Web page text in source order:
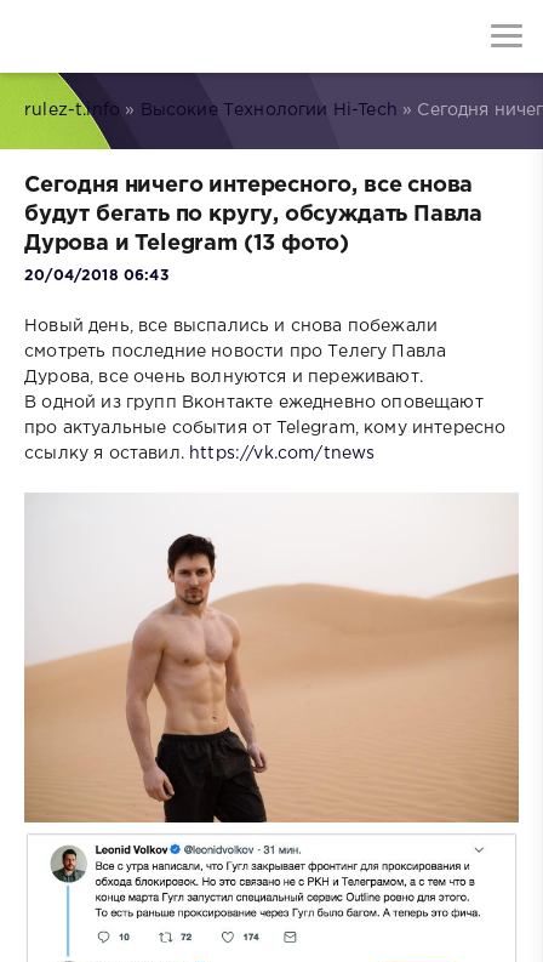
rulez-t.info » Высокие Технологии Hi-Tech » Сегодня
Сегодня ничего интересного, все снова
будут бегать по кругу, обсуждать Павла
Дурова и Telegram (13 фото)
20/04/2018 06:43
Новый день, все выспались и снова побежали
смотреть последние новости про Телегу Павла
Дурова, все очень волнуются и переживают.
В одной из групп Вконтакте ежедневно оповещают
про актуальные события от Telegram, кому интересно
ссылку я оставил. https://vk.com/tnews